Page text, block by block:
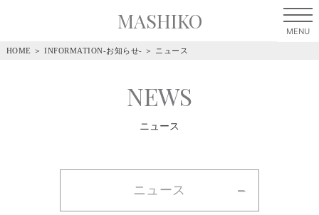
MASHIKO
HOME ＞INFORMATION-お知らせ- ＞ ニュース
NEWS
ニュース
ニュース